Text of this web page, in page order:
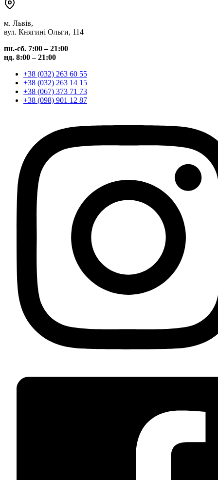
м. Львів,
вул. Княгині Ольги, 114
пн.-сб. 7:00 – 21:00
нд. 8:00 – 21:00
+38 (032) 263 60 55
+38 (032) 263 14 15
+38 (067) 373 71 73
+38 (098) 901 12 87